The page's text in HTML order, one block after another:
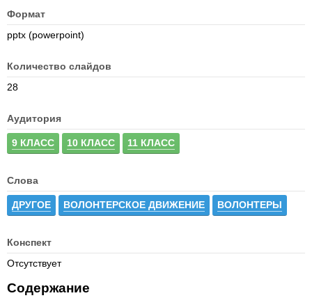
Формат
pptx (powerpoint)
Количество слайдов
28
Аудитория
9 КЛАСС 10 КЛАСС 11 КЛАСС
Слова
ДРУГОЕ ВОЛОНТЕРСКОЕ ДВИЖЕНИЕ ВОЛОНТЕРЫ
Конспект
Отсутствует
Содержание